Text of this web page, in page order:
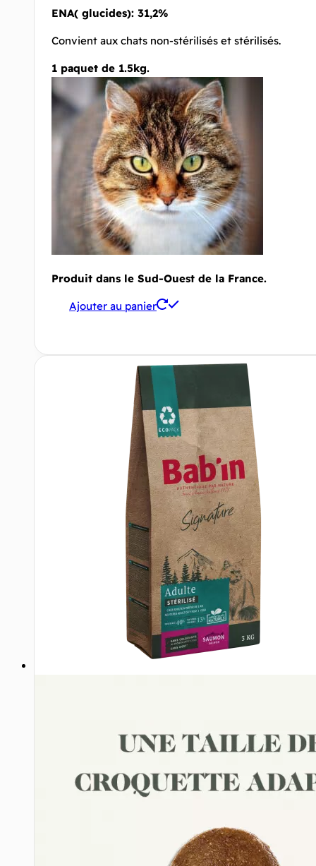
ENA( glucides): 31,2%
Convient aux chats non-stérilisés et stérilisés.
1 paquet de
Produit dans le Sud-Ouest de la France.
Ajouter au panier